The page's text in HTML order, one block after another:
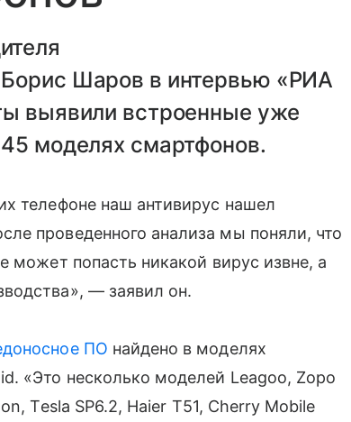
Шаров в интервью «РИА
выявили встроенные уже
моделях смартфонов.
телефоне наш антивирус нашел
проведенного анализа мы поняли, что
может попасть никакой вирус извне, а
— заявил он.
ПО найдено в моделях
«Это несколько моделей Leagoo, Zopo
Tesla SP6.2, Haier T51, Cherry Mobile